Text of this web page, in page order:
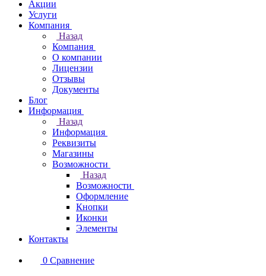
Акции
Услуги
Компания
Назад
Компания
О компании
Лицензии
Отзывы
Документы
Блог
Информация
Назад
Информация
Реквизиты
Магазины
Возможности
Назад
Возможности
Оформление
Кнопки
Иконки
Элементы
Контакты
0 Сравнение